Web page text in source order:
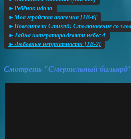
►Ребёнок идола
►Моя геройская академия [ТВ-6]
►Повелители Стихий: Столкновение со
►Тайна императора девяти небес 4
►Любовные неприятности [ТВ-2]
Смотреть "Смертельный бильярд"